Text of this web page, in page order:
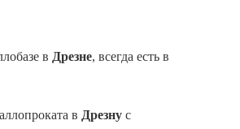
в Дрезне, всегда есть в
в Дрезну с